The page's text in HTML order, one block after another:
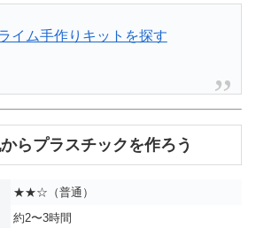
イム手作りキットを探す
らプラスチックを作ろう
★★☆（普通）
約2〜3時間